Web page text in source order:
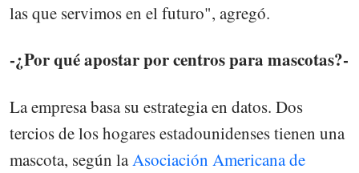
las que servimos en el futuro", agregó.
-¿Por qué apostar por centros para mascotas?-
La empresa basa su estrategia en datos. Dos
tercios de los hogares estadounidenses tienen una
mascota, según laAsociación Americana de